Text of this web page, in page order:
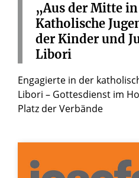
„Aus der Mitte in
Katholische
der Kinder und
Libori
Engagierte in der
Libori – Gottesdienst im
Platz der Verbände